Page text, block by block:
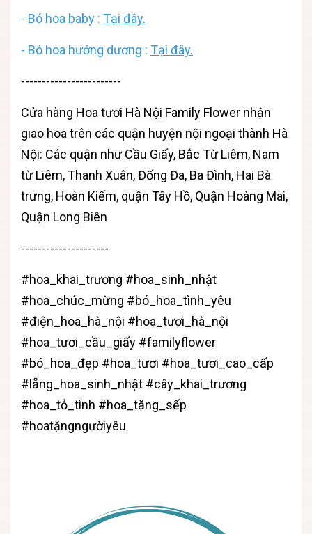
- Bó hoa baby : Tại đây.
- Bó hoa hướng dương : Tại đây.
------------------------
Cửa hàng Hoa tươi Hà Nội Family Flower nhận
giao hoa trên các quận huyện nội ngoại thành Hà
Nội: Các quận như Cầu Giấy, Bắc Từ Liêm, Nam
từ Liêm, Thanh Xuân, Đống Đa, Ba Đình, Hai Bà
trưng, Hoàn Kiếm, quận Tây Hồ, Quận Hoàng Mai,
Quận Long Biên
---------------------
#hoa_khai_trương #hoa_sinh_nhật
#hoa_chúc_mừng #bó_hoa_tình_yêu
#điện_hoa_hà_nội #hoa_tươi_hà_nội
#hoa_tươi_cầu_giấy #familyflower
#bó_hoa_đẹp #hoa_tươi #hoa_tươi_cao_cấp
#lẵng_hoa_sinh_nhật #cây_khai_trương
#hoa_tỏ_tình #hoa_tặng_sếp
#hoatặngngườiyêu